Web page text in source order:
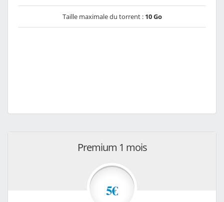
Taille maximale du torrent : 10 Go
Premium 1 mois
5€